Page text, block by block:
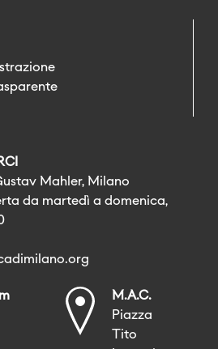
Mahler, Milano
da martedì a domenica,
M.A.C.
Piazza
Tito